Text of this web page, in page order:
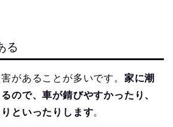
る
があることが多いです。 家に潮
ので、車が錆びやすかったり、
といったりします。